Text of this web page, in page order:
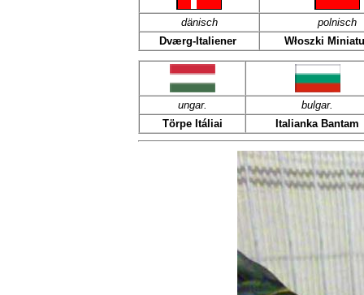
dänisch
polnisch
Dværg-Italiener
Włoszki
ungar.
bulgar.
Törpe Itáliai
Italianka Bantam